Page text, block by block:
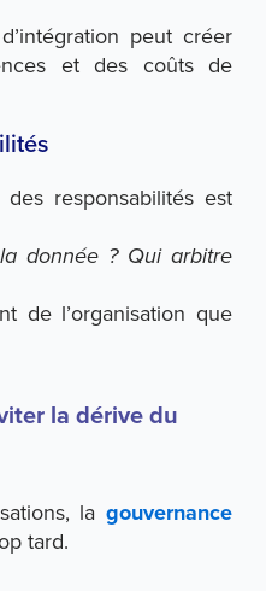
peut créer
et des coûts de
responsabilités est
donnée ? Qui arbitre
de l’organisation que
la dérive du
lagouvernance
tard.